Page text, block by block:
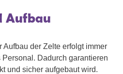
Aufbau
Aufbau der Zelte erfolgt immer
Dadurch garantieren
und sicher aufgebaut wird.